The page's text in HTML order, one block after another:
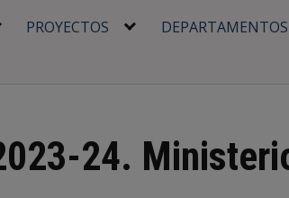
PROYECTOS DEPARTAMENTOS
24.